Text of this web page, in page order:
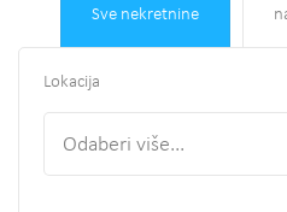
Sve nekretnine
Lokacija
Odaberi više...